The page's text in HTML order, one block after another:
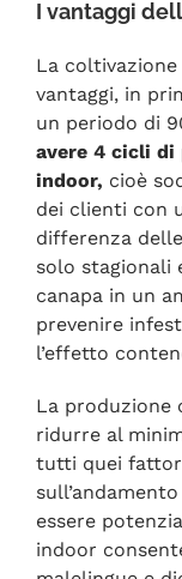
I vantaggi
La
vantaggi, in
un periodo di
avere 4 cicli di
indoor, cioè
dei clienti con
differenza
solo stagionali
canapa in un
prevenire
l’effetto
La produzione
ridurre al
tutti quei
essere
indoor